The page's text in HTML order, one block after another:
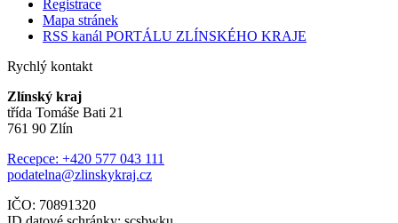
Registrace
Mapa stránek
RSS kanál PORTÁLU ZLÍNSKÉHO KRAJE
Rychlý kontakt
Zlínský kraj
třída Tomáše Bati 21
761 90 Zlín
Recepce: +420 577 043 111
podatelna@zlinskykraj.cz
IČO: 70891320